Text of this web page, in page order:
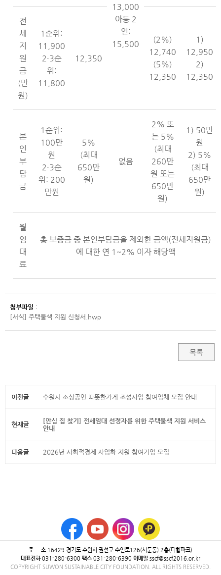
13,000
아동 2
인:
15,500
전
세
지
원
금
(만
원)
1순위:
11,900
2·3순
위:
11,800
12,350
(2%)
12,740
(5%)
12,350
1)
12,950
2)
12,350
본
인
부
담
금
1순위:
100만
원
2·3순
위: 200
만원
5%
(최대
650만
원)
없음
2% 또
는 5%
(최대
260만
원 또는
650만
원)
1) 50만
원
2) 5%
(최대
650만
원)
월
임
대
료
총 보증금 중 본인부담금을 제외한 금액(전세지원금)
에 대한 연 1~2% 이자 해당액
첨부파일 :
[서식] 주택물색 지원 신청서.hwp
목록
이전글 수원시 소상공인 따뜻한가게 조성사업 참여업체 모집 안내
현재글
[안심 집 찾기] 전세임대 선정자를 위한 주택물색 지원 서비스
안내
다음글 2026년 사회적경제 사업화 지원 참여기업 모집
주 소 16429 ​경기도 수원시 권선구 수인로126(서둔동) 2층(더함파크)
대표전화031-280-6300 팩스 031-280-6390 이메일 sscf@sscf2016.or.kr
COPYRIGHT SUWON SUSTAINABLE CITY FOUNDATION. ALL RIGHTS RESERVED.